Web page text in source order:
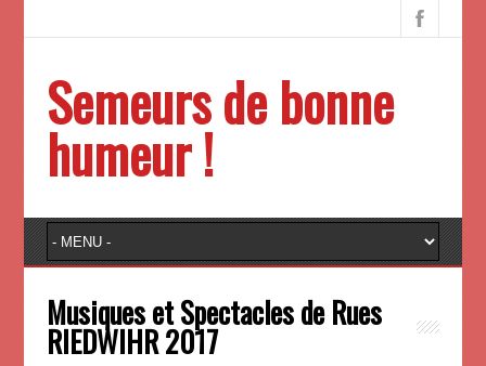
Semeurs de bonne
humeur !
Musiques et Spectacles de Rues
RIEDWIHR 2017